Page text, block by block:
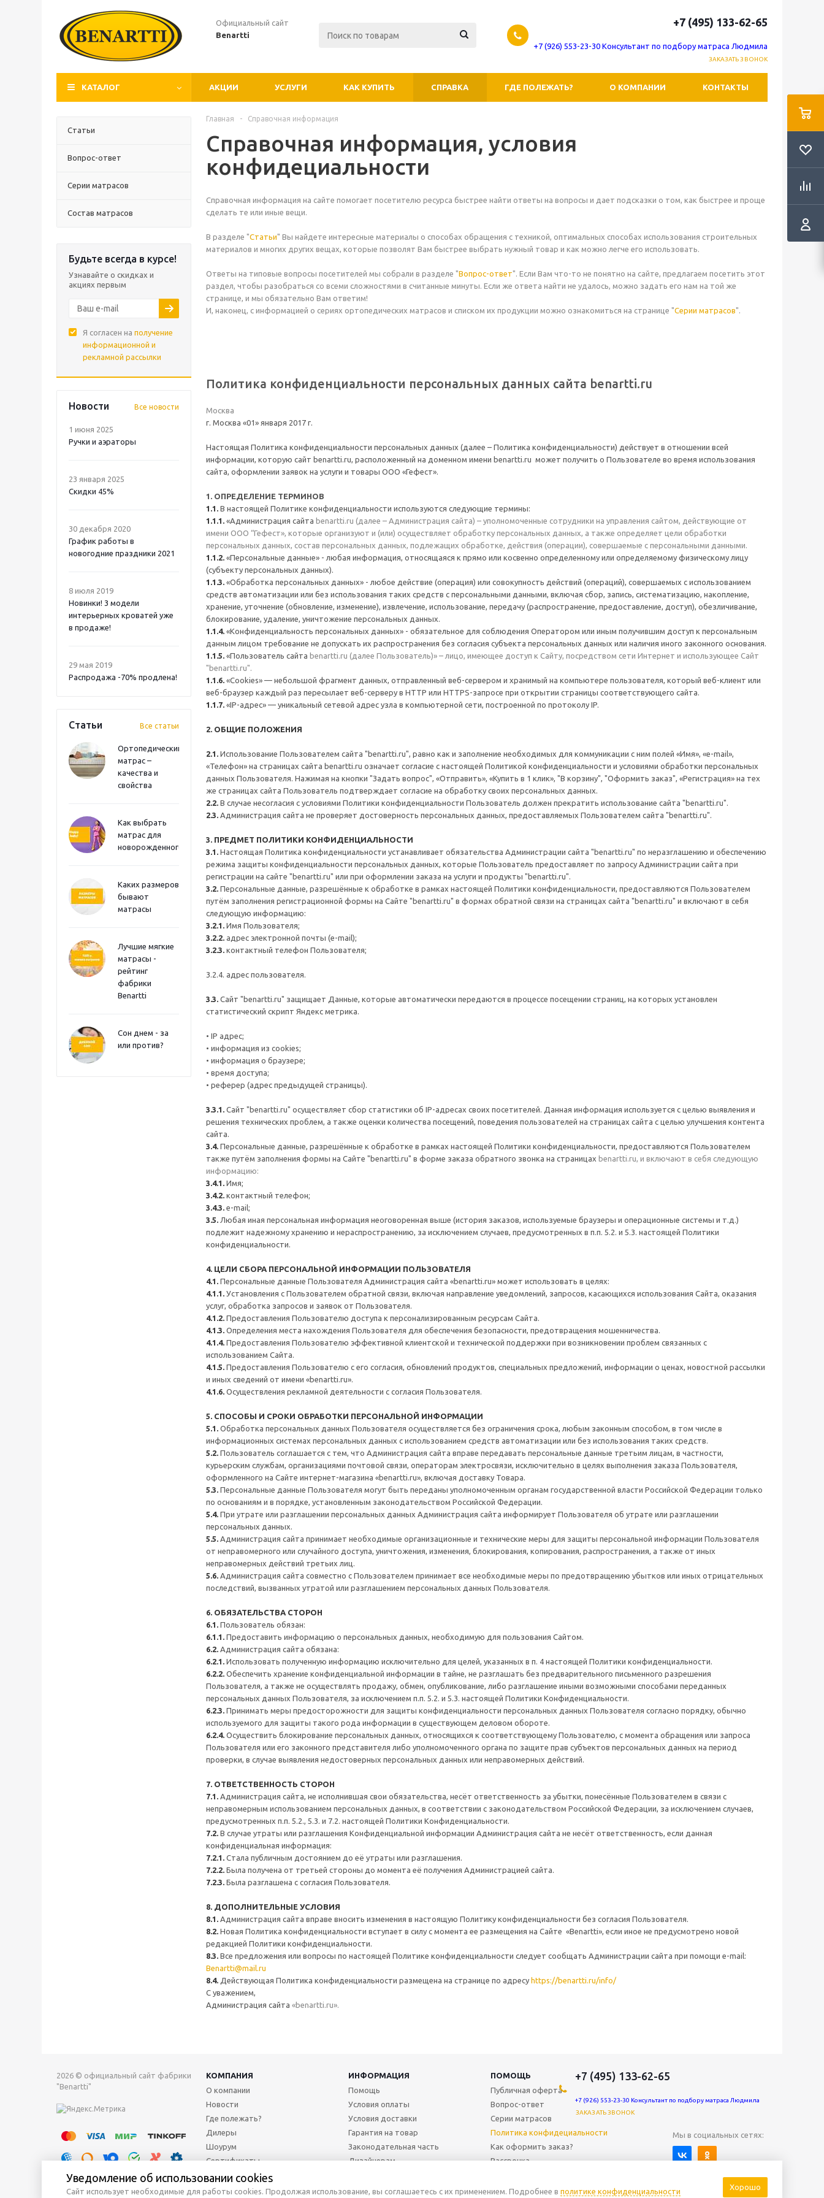
Официальный сайт
Benartti
+7 (495) 133-62-65
+7 (926) 553-23-30 Консультант по подбору матраса Людмила
ЗАКАЗАТЬ ЗВОНОК
КАТАЛОГ АКЦИИ УСЛУГИ КАК КУПИТЬ СПРАВКА ГДЕ ПОЛЕЖАТЬ? О КОМПАНИИ КОНТАКТЫ
Статьи
Вопрос-ответ
Серии матрасов
Состав матрасов
Будьте всегда в курсе!
Узнавайте о скидках и
акциях первым
Я согласен на получение
информационной и
рекламной рассылки
Новости Все новости
1 июня 2025
Ручки и аэраторы
23 января 2025
Скидки 45%
30 декабря 2020
График работы в
новогодние праздники 2021
8 июля 2019
Новинки! 3 модели
интерьерных кроватей уже
в продаже!
29 мая 2019
Распродажа -70% продлена!
Статьи Все статьи
Ортопедический
матрас –
качества и
свойства
Как выбрать
матрас для
новорожденного?
Каких размеров
бывают
матрасы
Лучшие мягкие
матрасы -
рейтинг
фабрики
Benartti
Сон днем - за
или против?
Главная - Справочная информация
Справочная информация, условия
конфидециальности
Справочная информация на сайте помогает посетителю ресурса быстрее найти ответы на вопросы и дает подсказки о том, как быстрее и проще
сделать те или иные вещи.
В разделе "Статьи" Вы найдете интересные материалы о способах обращения с техникой, оптимальных способах использования строительных
материалов и многих других вещах, которые позволят Вам быстрее выбрать нужный товар и как можно легче его использовать.
Ответы на типовые вопросы посетителей мы собрали в разделе "Вопрос-ответ". Если Вам что-то не понятно на сайте, предлагаем посетить этот
раздел, чтобы разобраться со всеми сложностями в считанные минуты. Если же ответа найти не удалось, можно задать его нам на той же
странице, и мы обязательно Вам ответим!
И, наконец, с информацией о сериях ортопедических матрасов и списком их продукции можно ознакомиться на странице "Серии матрасов".
Политика конфиденциальности персональных данных сайта benartti.ru
Москва
г. Москва «01» января 2017 г.
Настоящая Политика конфиденциальности персональных данных (далее – Политика конфиденциальности) действует в отношении всей
информации, которую сайт benartti.ru, расположенный на доменном имени benartti.ru может получить о Пользователе во время использования
сайта, оформлении заявок на услуги и товары ООО «Гефест».
1. ОПРЕДЕЛЕНИЕ ТЕРМИНОВ
1.1. В настоящей Политике конфиденциальности используются следующие термины:
1.1.1. «Администрация сайта benartti.ru (далее – Администрация сайта) – уполномоченные сотрудники на управления сайтом, действующие от
имени ООО “Гефест», которые организуют и (или) осуществляет обработку персональных данных, а также определяет цели обработки
персональных данных, состав персональных данных, подлежащих обработке, действия (операции), совершаемые с персональными данными.
1.1.2. «Персональные данные» - любая информация, относящаяся к прямо или косвенно определенному или определяемому физическому лицу
(субъекту персональных данных).
1.1.3. «Обработка персональных данных» - любое действие (операция) или совокупность действий (операций), совершаемых с использованием
средств автоматизации или без использования таких средств с персональными данными, включая сбор, запись, систематизацию, накопление,
хранение, уточнение (обновление, изменение), извлечение, использование, передачу (распространение, предоставление, доступ), обезличивание,
блокирование, удаление, уничтожение персональных данных.
1.1.4. «Конфиденциальность персональных данных» - обязательное для соблюдения Оператором или иным получившим доступ к персональным
данным лицом требование не допускать их распространения без согласия субъекта персональных данных или наличия иного законного основания.
1.1.5. «Пользователь сайта benartti.ru (далее Пользователь)» – лицо, имеющее доступ к Сайту, посредством сети Интернет и использующее Сайт
"benartti.ru".
1.1.6. «Cookies» — небольшой фрагмент данных, отправленный веб-сервером и хранимый на компьютере пользователя, который веб-клиент или
веб-браузер каждый раз пересылает веб-серверу в HTTP или HTTPS-запросе при открытии страницы соответствующего сайта.
1.1.7. «IP-адрес» — уникальный сетевой адрес узла в компьютерной сети, построенной по протоколу IP.
2. ОБЩИЕ ПОЛОЖЕНИЯ
2.1. Использование Пользователем сайта "benartti.ru", равно как и заполнение необходимых для коммуникации с ним полей «Имя», «e-mail»,
«Телефон» на страницах сайта benartti.ru означает согласие с настоящей Политикой конфиденциальности и условиями обработки персональных
данных Пользователя. Нажимая на кнопки "Задать вопрос", «Отправить», «Купить в 1 клик», "В корзину", "Оформить заказ", «Регистрация» на тех
же страницах сайта Пользователь подтверждает согласие на обработку своих персональных данных.
2.2. В случае несогласия с условиями Политики конфиденциальности Пользователь должен прекратить использование сайта "benartti.ru".
2.3. Администрация сайта не проверяет достоверность персональных данных, предоставляемых Пользователем сайта "benartti.ru".
3. ПРЕДМЕТ ПОЛИТИКИ КОНФИДЕНЦИАЛЬНОСТИ
3.1. Настоящая Политика конфиденциальности устанавливает обязательства Администрации сайта "benartti.ru" по неразглашению и обеспечению
режима защиты конфиденциальности персональных данных, которые Пользователь предоставляет по запросу Администрации сайта при
регистрации на сайте "benartti.ru" или при оформлении заказа на услуги и продукты "benartti.ru".
3.2. Персональные данные, разрешённые к обработке в рамках настоящей Политики конфиденциальности, предоставляются Пользователем
путём заполнения регистрационной формы на Сайте "benartti.ru" в формах обратной связи на страницах сайта "benartti.ru" и включают в себя
следующую информацию:
3.2.1. Имя Пользователя;
3.2.2. адрес электронной почты (e-mail);
3.2.3. контактный телефон Пользователя;
3.2.4. адрес пользователя.
3.3. Сайт "benartti.ru" защищает Данные, которые автоматически передаются в процессе посещении страниц, на которых установлен
статистический скрипт Яндекс метрика.
• IP адрес;
• информация из cookies;
• информация о браузере;
• время доступа;
• реферер (адрес предыдущей страницы).
3.3.1. Сайт "benartti.ru" осуществляет сбор статистики об IP-адресах своих посетителей. Данная информация используется с целью выявления и
решения технических проблем, а также оценки количества посещений, поведения пользователей на страницах сайта с целью улучшения контента
сайта.
3.4. Персональные данные, разрешённые к обработке в рамках настоящей Политики конфиденциальности, предоставляются Пользователем
также путём заполнения формы на Сайте "benartti.ru" в форме заказа обратного звонка на страницах benartti.ru, и включают в себя следующую
информацию:
3.4.1. Имя;
3.4.2. контактный телефон;
3.4.3. e-mail;
3.5. Любая иная персональная информация неоговоренная выше (история заказов, используемые браузеры и операционные системы и т.д.)
подлежит надежному хранению и нераспространению, за исключением случаев, предусмотренных в п.п. 5.2. и 5.3. настоящей Политики
конфиденциальности.
4. ЦЕЛИ СБОРА ПЕРСОНАЛЬНОЙ ИНФОРМАЦИИ ПОЛЬЗОВАТЕЛЯ
4.1. Персональные данные Пользователя Администрация сайта «benartti.ru» может использовать в целях:
4.1.1. Установления с Пользователем обратной связи, включая направление уведомлений, запросов, касающихся использования Сайта, оказания
услуг, обработка запросов и заявок от Пользователя.
4.1.2. Предоставления Пользователю доступа к персонализированным ресурсам Сайта.
4.1.3. Определения места нахождения Пользователя для обеспечения безопасности, предотвращения мошенничества.
4.1.4. Предоставления Пользователю эффективной клиентской и технической поддержки при возникновении проблем связанных с
использованием Сайта.
4.1.5. Предоставления Пользователю с его согласия, обновлений продуктов, специальных предложений, информации о ценах, новостной рассылки
и иных сведений от имени «benartti.ru».
4.1.6. Осуществления рекламной деятельности с согласия Пользователя.
5. СПОСОБЫ И СРОКИ ОБРАБОТКИ ПЕРСОНАЛЬНОЙ ИНФОРМАЦИИ
5.1. Обработка персональных данных Пользователя осуществляется без ограничения срока, любым законным способом, в том числе в
информационных системах персональных данных с использованием средств автоматизации или без использования таких средств.
5.2. Пользователь соглашается с тем, что Администрация сайта вправе передавать персональные данные третьим лицам, в частности,
курьерским службам, организациями почтовой связи, операторам электросвязи, исключительно в целях выполнения заказа Пользователя,
оформленного на Сайте интернет-магазина «benartti.ru», включая доставку Товара.
5.3. Персональные данные Пользователя могут быть переданы уполномоченным органам государственной власти Российской Федерации только
по основаниям и в порядке, установленным законодательством Российской Федерации.
5.4. При утрате или разглашении персональных данных Администрация сайта информирует Пользователя об утрате или разглашении
персональных данных.
5.5. Администрация сайта принимает необходимые организационные и технические меры для защиты персональной информации Пользователя
от неправомерного или случайного доступа, уничтожения, изменения, блокирования, копирования, распространения, а также от иных
неправомерных действий третьих лиц.
5.6. Администрация сайта совместно с Пользователем принимает все необходимые меры по предотвращению убытков или иных отрицательных
последствий, вызванных утратой или разглашением персональных данных Пользователя.
6. ОБЯЗАТЕЛЬСТВА СТОРОН
6.1. Пользователь обязан:
6.1.1. Предоставить информацию о персональных данных, необходимую для пользования Сайтом.
6.2. Администрация сайта обязана:
6.2.1. Использовать полученную информацию исключительно для целей, указанных в п. 4 настоящей Политики конфиденциальности.
6.2.2. Обеспечить хранение конфиденциальной информации в тайне, не разглашать без предварительного письменного разрешения
Пользователя, а также не осуществлять продажу, обмен, опубликование, либо разглашение иными возможными способами переданных
персональных данных Пользователя, за исключением п.п. 5.2. и 5.3. настоящей Политики Конфиденциальности.
6.2.3. Принимать меры предосторожности для защиты конфиденциальности персональных данных Пользователя согласно порядку, обычно
используемого для защиты такого рода информации в существующем деловом обороте.
6.2.4. Осуществить блокирование персональных данных, относящихся к соответствующему Пользователю, с момента обращения или запроса
Пользователя или его законного представителя либо уполномоченного органа по защите прав субъектов персональных данных на период
проверки, в случае выявления недостоверных персональных данных или неправомерных действий.
7. ОТВЕТСТВЕННОСТЬ СТОРОН
7.1. Администрация сайта, не исполнившая свои обязательства, несёт ответственность за убытки, понесённые Пользователем в связи с
неправомерным использованием персональных данных, в соответствии с законодательством Российской Федерации, за исключением случаев,
предусмотренных п.п. 5.2., 5.3. и 7.2. настоящей Политики Конфиденциальности.
7.2. В случае утраты или разглашения Конфиденциальной информации Администрация сайта не несёт ответственность, если данная
конфиденциальная информация:
7.2.1. Стала публичным достоянием до её утраты или разглашения.
7.2.2. Была получена от третьей стороны до момента её получения Администрацией сайта.
7.2.3. Была разглашена с согласия Пользователя.
8. ДОПОЛНИТЕЛЬНЫЕ УСЛОВИЯ
8.1. Администрация сайта вправе вносить изменения в настоящую Политику конфиденциальности без согласия Пользователя.
8.2. Новая Политика конфиденциальности вступает в силу с момента ее размещения на Сайте «Benartti», если иное не предусмотрено новой
редакцией Политики конфиденциальности.
8.3. Все предложения или вопросы по настоящей Политике конфиденциальности следует сообщать Администрации сайта при помощи e-mail:
Benartti@mail.ru
8.4. Действующая Политика конфиденциальности размещена на странице по адресу https://benartti.ru/info/
С уважением,
Администрация сайта «benartti.ru».
2026 © официальный сайт фабрики
"Benartti"
КОМПАНИЯ ИНФОРМАЦИЯ
ПОМОЩЬ
О компании
Новости
Где полежать?
Дилеры
Шоурум
Сертификаты
Помощь
Условия оплаты
Условия доставки
Гарантия на товар
Законодательная часть
Дизайнерам
Публичная оферта
Вопрос-ответ
Серии матрасов
Политика конфидециальности
Как оформить заказ?
Рассрочка
+7 (495) 133-62-65
+7 (926) 553-23-30 Консультант по подбору матраса Людмила
ЗАКАЗАТЬ ЗВОНОК
Мы в социальных сетях:
Уведомление об использовании cookies
Сайт использует необходимые для работы cookies. Продолжая использование, вы соглашаетесь с их применением. Подробнее в политике конфиденциальности Хорошо